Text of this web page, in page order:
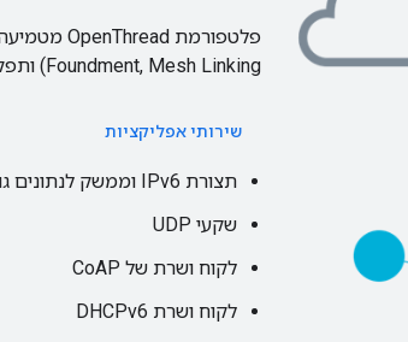
Foundment, Mesh Linking) ותפקידי מכשירים, וכן תמיכה בנתב גבולות.
שירותי אפליקציות
תצורת IPv6 וממשק לנתונים גולמיים
שקעי UDP
לקוח ושרת של CoAP
לקוח ושרת DHCPv6